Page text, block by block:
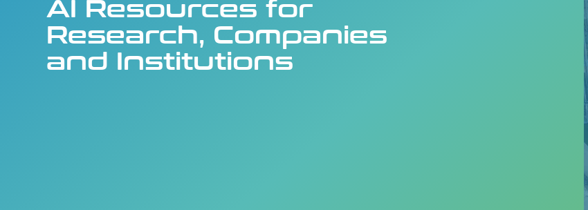
AI Resources for
Research, Companies
and Institutions